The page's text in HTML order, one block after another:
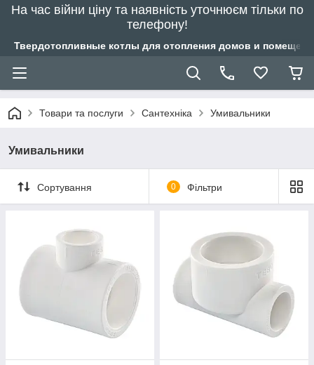
На час війни ціну та наявність уточнюєм тільки по
телефону!
Твердотопливные котлы для отопления домов и
Товари та послуги Сантехніка Умивальники
Умивальники
Сортування 0 Фільтри